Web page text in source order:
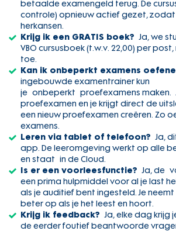
betaalde examengeld terug. De
controle) opnieuw actief gezet, zodat
herkansen.
Krijg ik een GRATIS boek? Ja, we
VBO cursusboek (t.w.v. 22,00) per
toe.
Kan ik onbeperkt examens
ingebouwde examentrainer kun
je onbeperkt proefexamens maken.
proefexamen en je krijgt direct de
een nieuw proefexamen creëren. Zo
examens.
Leren via tablet of telefoon? Ja,
app. De leeromgeving werkt op alle
en staat in de Cloud.
Is er een voorleesfunctie? Ja, de
een prima hulpmiddel voor al je last
als je auditief bent ingesteld. Je
beter op als je het leest en hoort.
Krijg ik feedback? Ja, elke dag krijg
de eerder foutief beantwoorde